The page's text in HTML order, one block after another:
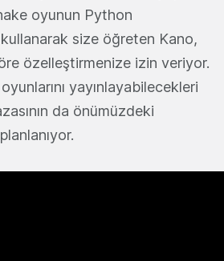
oyunun Python
size öğreten Kano,
özelleştirmenize izin veriyor.
oyunlarını yayınlayabilecekleri
da önümüzdeki